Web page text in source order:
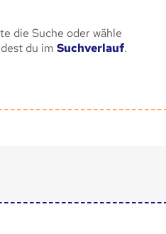
die Suche oder wähle
du im Suchverlauf.